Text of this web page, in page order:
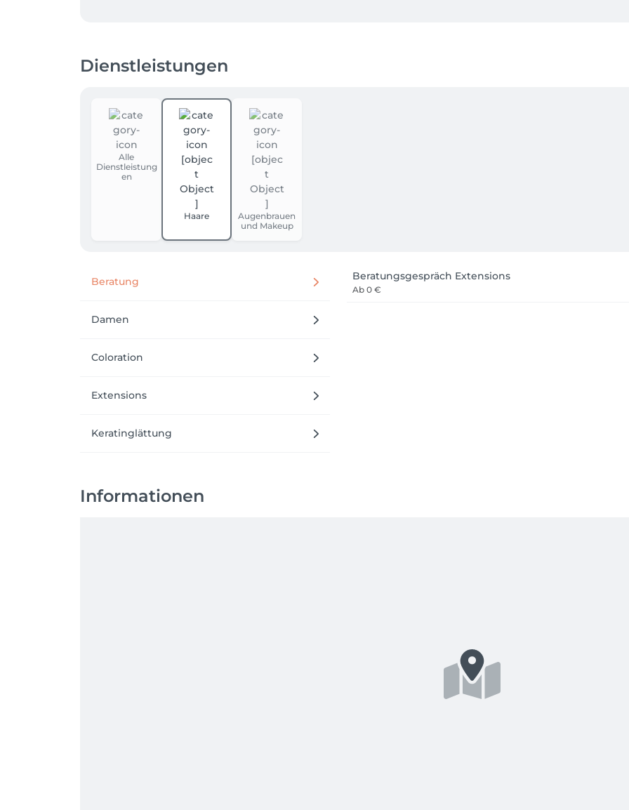
daher nicht zu unserem Angebot.
Dienstleistungen
Alle
Dienstleistung
en
Haare
Augenbrauen
und Makeup
Beratung
Damen
Coloration
Extensions
Keratinglättung
Beratungsgespräch Extensions
Ab 0 €
Informationen